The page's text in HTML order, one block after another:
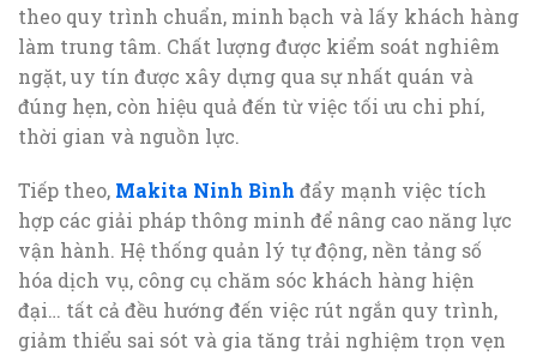
theo quy trình chuẩn, minh bạch và lấy khách hàng
làm trung tâm. Chất lượng được kiểm soát nghiêm
ngặt, uy tín được xây dựng qua sự nhất quán và
đúng hẹn, còn hiệu quả đến từ việc tối ưu chi phí,
thời gian và nguồn lực.
Tiếp theo, Makita Ninh Bình đẩy mạnh việc tích
hợp các giải pháp thông minh để nâng cao năng lực
vận hành. Hệ thống quản lý tự động, nền tảng số
hóa dịch vụ, công cụ chăm sóc khách hàng hiện
đại… tất cả đều hướng đến việc rút ngắn quy trình,
giảm thiểu sai sót và gia tăng trải nghiệm trọn vẹn